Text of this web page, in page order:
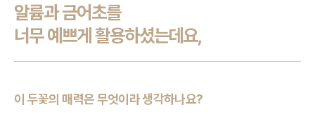
알륨과 금어초를
너무 예쁘게 활용하셨는데요,
이 두꽃의 매력은 무엇이라 생각하나요?